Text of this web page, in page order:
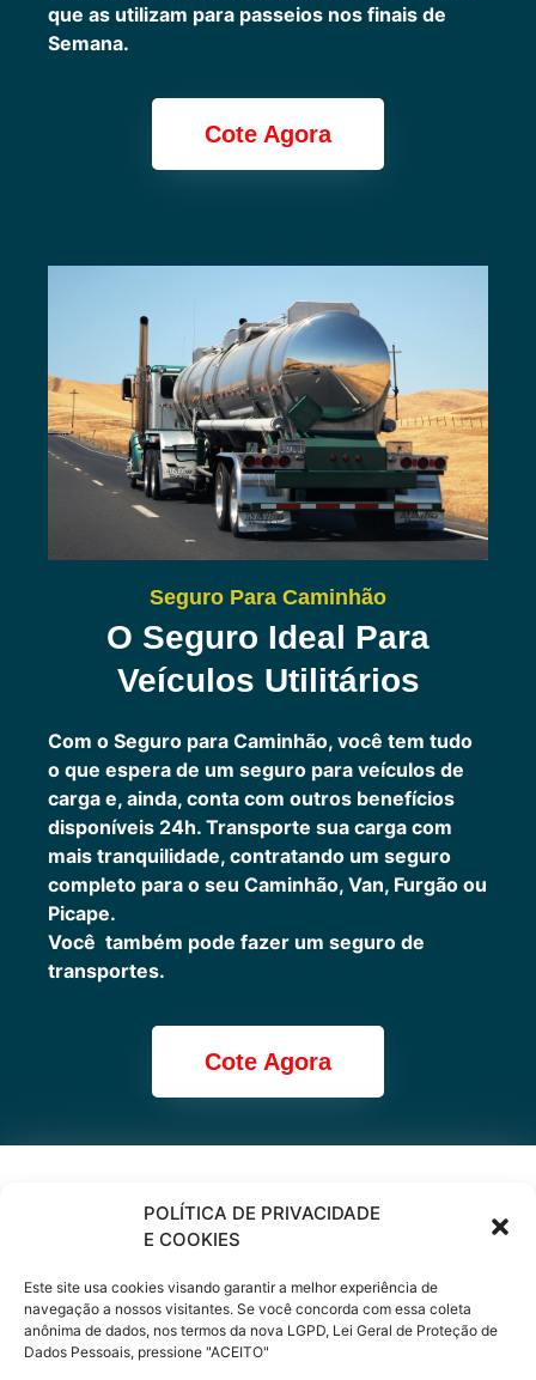
POLÍTICA DE PRIVACIDADE
E COOKIES
Este site usa cookies visando garantir a melhor experiência de
navegação a nossos visitantes. Se você concorda com essa coleta
anônima de dados, nos termos da nova LGPD, Lei Geral de Proteção de
Dados Pessoais, pressione "ACEITO"
que as utilizam para passeios nos finais de
Semana.
Cote Agora
Seguro Para Caminhão
O Seguro Ideal Para
Veículos Utilitários
Com o Seguro para Caminhão, você tem tudo
o que espera de um seguro para veículos de
carga e, ainda, conta com outros benefícios
disponíveis 24h. Transporte sua carga com
mais tranquilidade, contratando um seguro
completo para o seu Caminhão, Van, Furgão ou
Picape.
Você também pode fazer um seguro de
transportes.
Cote Agora
Cote online ou
peça via
WhatsApp